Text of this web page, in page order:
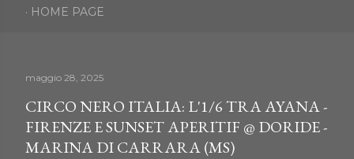
HOME PAGE
maggio 28, 2025
CIRCO NERO ITALIA: L'1/6 TRA AYANA -
FIRENZE E SUNSET APERITIF @ DORIDE -
MARINA DI CARRARA (MS)